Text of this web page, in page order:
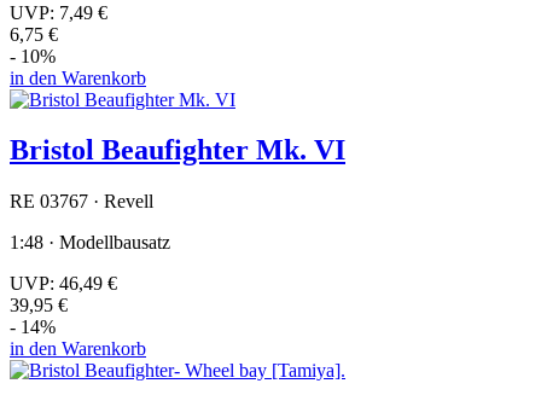
UVP: 7,49 €
6,75 €
- 10%
in den Warenkorb
Bristol Beaufighter Mk. VI
RE 03767 · Revell
1:48 · Modellbausatz
UVP: 46,49 €
39,95 €
- 14%
in den Warenkorb